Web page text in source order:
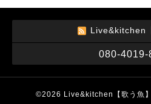
Live&kitchen
080-4019-
©2026 Live&kitchen【歌う魚】